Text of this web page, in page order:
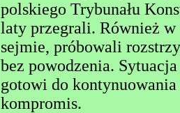
polskiego Trybunału
laty przegrali. Również
sejmie, próbowali
bez powodzenia.
gotowi do
kompromis.